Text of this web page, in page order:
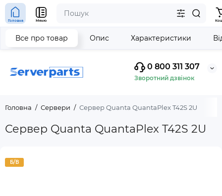
0 800 311 307
Зворотний дзвінок
Головна Меню
Головна Сервери Сервер Quanta QuantaPlex T42S 2U
Сервер Quanta QuantaPlex T42S 2U
Все про товар Опис Характеристики
Б/В